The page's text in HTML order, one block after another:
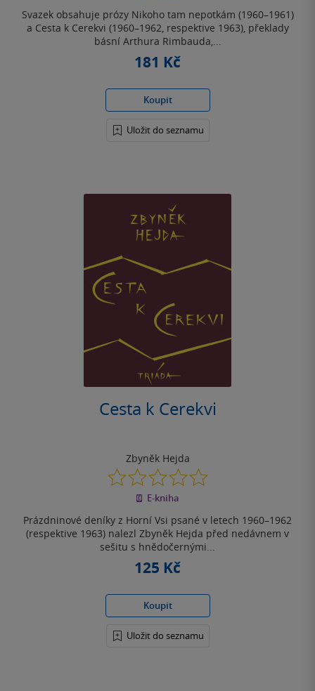
Svazek obsahuje prózy Nikoho tam nepotkám (1960–1961)
a Cesta k Cerekvi (1960–1962, respektive 1963), překlady
básní Arthura Rimbauda,...
181 Kč
Koupit
Uložit do seznamu
Cesta k Cerekvi
Zbyněk Hejda
0.0
z
5
E-kniha
Prázdninové deníky z Horní Vsi psané v letech 1960–1962
(respektive 1963) nalezl Zbyněk Hejda před nedávnem v
sešitu s hnědočernými...
125 Kč
Koupit
Uložit do seznamu